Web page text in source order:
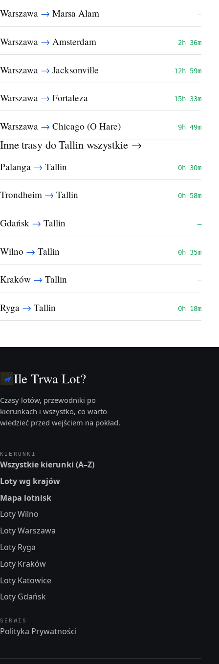
Warszawa → Marsa Alam —
Warszawa → Amsterdam 2h 36m
Warszawa → Jacksonville 12h 59m
Warszawa → Fortaleza 15h 33m
Warszawa → Chicago (O Hare) 9h 49m
Inne trasy do Tallinwszystkie →
Palanga → Tallin 0h 30m
Trondheim → Tallin 0h 58m
Gdańsk → Tallin —
Wilno → Tallin 0h 35m
Kraków → Tallin —
Ryga → Tallin 0h 18m
Ile Trwa Lot?
Czasy lotów, przewodniki po
kierunkach i wszystko, co warto
wiedzieć przed wejściem na pokład.
KIERUNKI
Wszystkie kierunki (A–Z)
Loty wg krajów
Mapa lotnisk
Loty Wilno
Loty Warszawa
Loty Ryga
Loty Kraków
Loty Katowice
Loty Gdańsk
SERWIS
Polityka Prywatności